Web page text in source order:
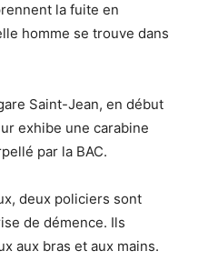
la fuite en
homme se trouve dans
Saint-Jean, en début
exhibe une carabine
par la BAC.
deux policiers sont
de démence. Ils
aux bras et aux mains.